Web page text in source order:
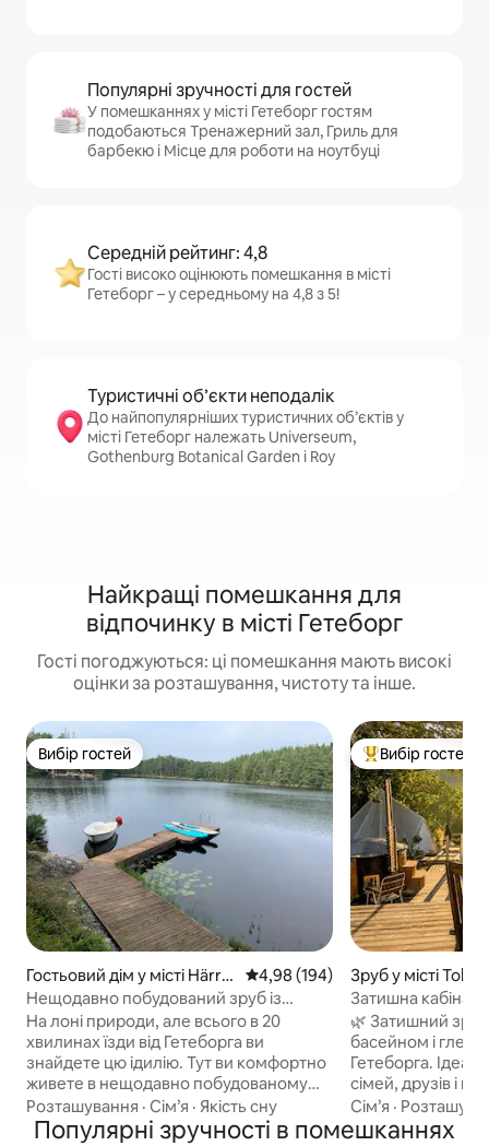
Популярні зручності для гостей
У помешканнях у місті Гетеборг гостям
подобаються Тренажерний зал, Гриль для
барбекю і Місце для роботи на ноутбуці
Середній рейтинг: 4,8
Гості високо оцінюють помешкання в місті
Гетеборг – у середньому на 4,8 з 5!
Туристичні об’єкти неподалік
До найпопулярніших туристичних об’єктів у
місті Гетеборг належать Universeum,
Gothenburg Botanical Garden і Roy
Найкращі помешкання для
відпочинку в місті Гетеборг
Гості погоджуються: ці помешкання мають високі
оцінки за розташування, чистоту та інше.
Вибір гостей
Вибір гостей
Гостьовий дім у місті Härry
da
Середня оцінка: 4,98 з 5,
4,98 (194)
Нещодавно побудований зруб із
сауною, гідромасажною ванною та
приватним причалом
На лоні природи, але всього в 20
хвилинах їзди від Гетеборга ви
знайдете цю ідилію. Тут ви комфортно
живете в нещодавно побудованому
гостьовому будинку з каміном, сауною
на дровах і гідромасажною ванною.
Розташування · Сім’я · Якість сну
Топ вибір гостей
Вибір гостей
Зруб у місті
Затишна кабіна/
гідромасажна
🌿 Затишний
басейном і
Гетеборга.
сімей, друзів і
природу та комфорт. •
обладнана кухня. •
Сім’я ·
Популярні зручності в помешканнях